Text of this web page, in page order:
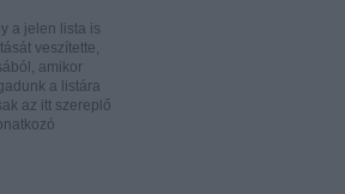
a jelen lista is
veszítette,
amikor
a listára
az itt szereplő